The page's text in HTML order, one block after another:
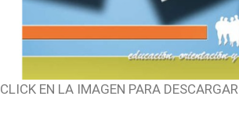
CLICK EN LA IMAGEN PARA DESCARGAR